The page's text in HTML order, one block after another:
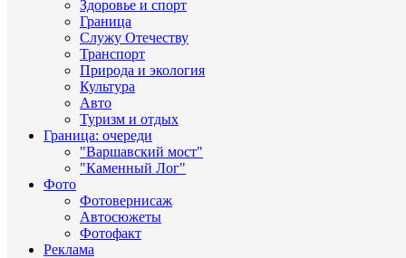
Здоровье и спорт
Граница
Служу Отечеству
Транспорт
Природа и экология
Культура
Авто
Туризм и отдых
Граница: очереди
"Варшавский мост"
"Каменный Лог"
Фото
Фотовернисаж
Автосюжеты
Фотофакт
Реклама